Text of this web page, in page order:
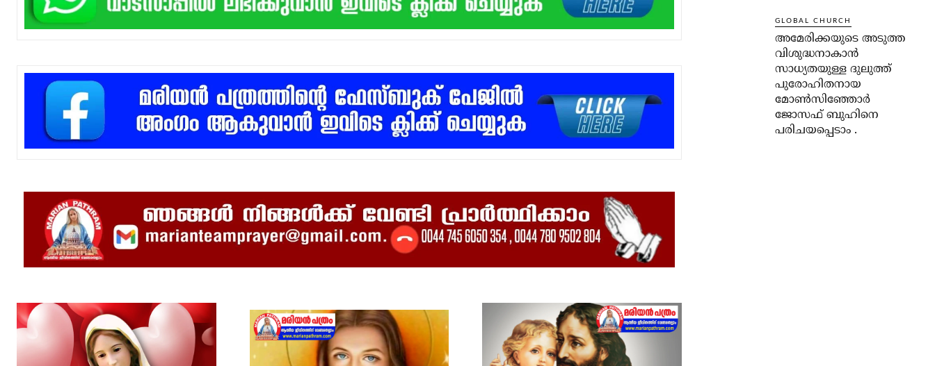
GLOBAL CHURCH
അമേരിക്കയുടെ അടുത്ത
വിശുദ്ധനാകാൻ
സാധ്യതയുള്ള ദുലുത്ത്
പുരോഹിതനായ
മോൺസിഞ്ഞോർ
ജോസഫ് ബുഹിനെ
പരിചയപ്പെടാം .